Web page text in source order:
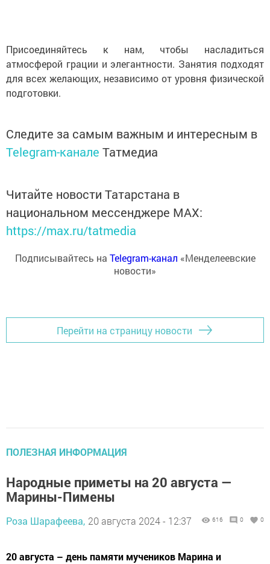
Присоединяйтесь к нам, чтобы насладиться
атмосферой грации и элегантности. Занятия подходят
для всех желающих, независимо от уровня физической
подготовки.
Следите за самым важным и интересным в
Telegram-канале Татмедиа
Читайте новости Татарстана в
национальном мессенджере MАХ:
https://max.ru/tatmedia
Подписывайтесь на Telegram-канал «Менделеевские
новости»
Перейти на страницу новости
ПОЛЕЗНАЯ ИНФОРМАЦИЯ
Народные приметы на 20 августа —
Марины-Пимены
Роза Шарафеева, 20 августа 2024 - 12:37 616 0 0
20 августа – день памяти мучеников Марина и